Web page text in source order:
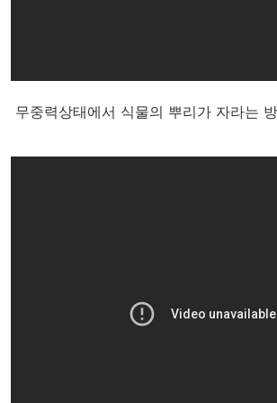
무중력상태에서 식물의 뿌리가 자라는